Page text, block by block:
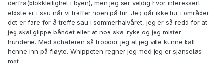
derfra(blokkleilighet i byen), men jeg ser veldig hvor interessert
eldste er i sau når vi treffer noen på tur. Jeg går ikke tur i områder
det er fare for å treffe sau i sommerhalvåret, jeg er så redd for at
jeg skal glippe båndet eller at noe skal ryke og jeg mister
hundene. Med schäferen så troooor jeg at jeg ville kunne kalt
henne inn på fløyte. Whippeten regner jeg med jeg er sjanseløs
mot.